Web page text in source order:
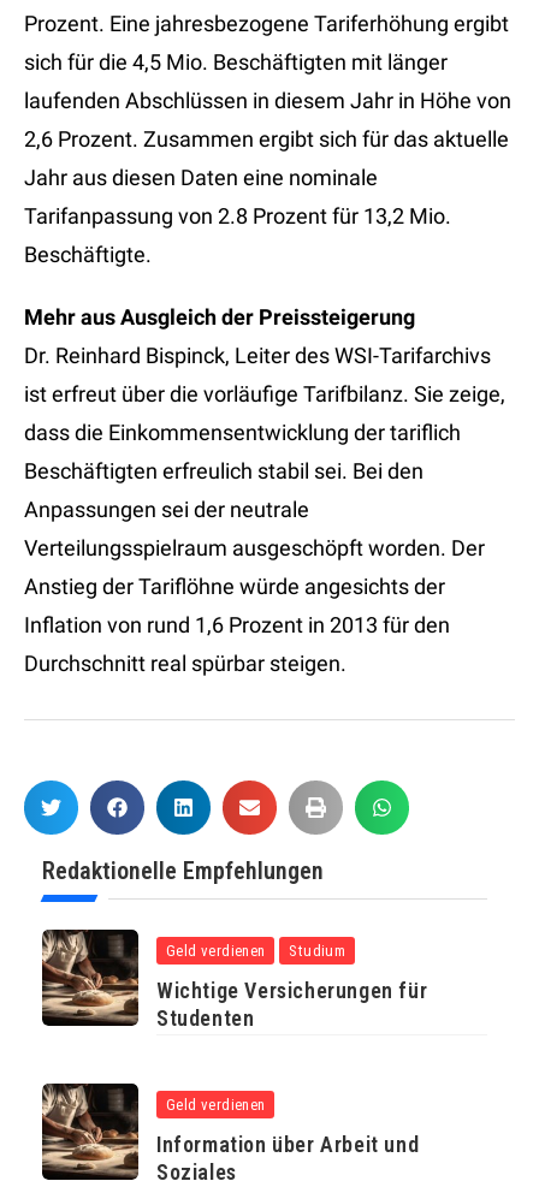
Prozent. Eine jahresbezogene Tariferhöhung ergibt
sich für die 4,5 Mio. Beschäftigten mit länger
laufenden Abschlüssen in diesem Jahr in Höhe von
2,6 Prozent. Zusammen ergibt sich für das aktuelle
Jahr aus diesen Daten eine nominale
Tarifanpassung von 2.8 Prozent für 13,2 Mio.
Beschäftigte.
Mehr aus Ausgleich der Preissteigerung
Dr. Reinhard Bispinck, Leiter des WSI-Tarifarchivs
ist erfreut über die vorläufige Tarifbilanz. Sie zeige,
dass die Einkommensentwicklung der tariflich
Beschäftigten erfreulich stabil sei. Bei den
Anpassungen sei der neutrale
Verteilungsspielraum ausgeschöpft worden. Der
Anstieg der Tariflöhne würde angesichts der
Inflation von rund 1,6 Prozent in 2013 für den
Durchschnitt real spürbar steigen.
Redaktionelle Empfehlungen
Geld verdienen Studium
Wichtige Versicherungen für
Studenten
Geld verdienen
Information über Arbeit und
Soziales